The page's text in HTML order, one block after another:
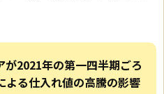
2021年の第一四半期ごろ
よる仕入れ値の高騰の影響